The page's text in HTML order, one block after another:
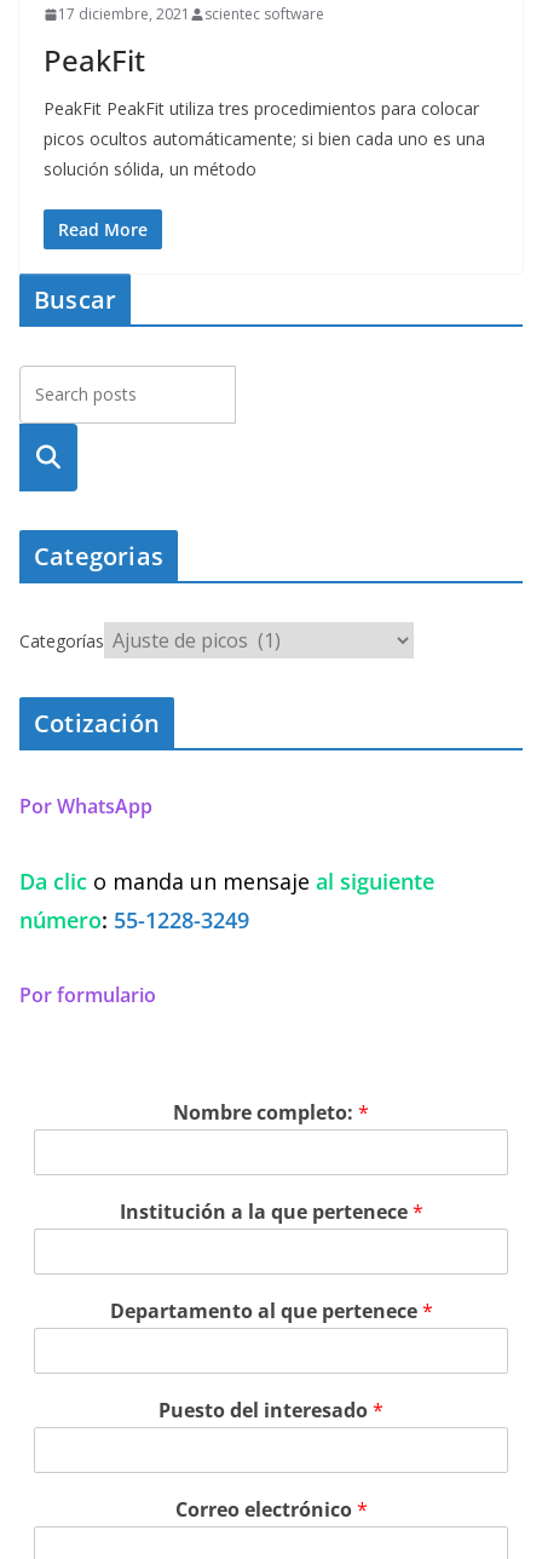
17 diciembre, 2021 scientec software
PeakFit
PeakFit PeakFit utiliza tres procedimientos para colocar
picos ocultos automáticamente; si bien cada uno es una
solución sólida, un método
Read More
Buscar
Busca
Categorias
Categorías
Cotización
Por WhatsApp
Da clic o manda un mensaje al siguiente
número: 55-1228-3249
Por formulario
Nombre completo: *
Institución a la que pertenece*
Departamento al que pertenece*
Puesto del interesado*
Correo electrónico*